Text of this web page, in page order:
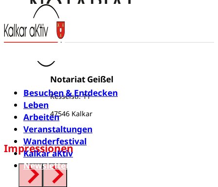
Besuchen & Entdecken
Leben
Arbeiten
Veranstaltungen
Wanderfestival
Kalkar aKtiv
Newsletter
Notariat Geißel
Kesselstr. 11
47546 Kalkar
Impressionen